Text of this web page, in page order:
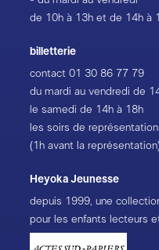
de 10h à 13h et de 14h à
billetterie
contact01 30 86 77 79
du mardi au vendredi de
le samedi de 14h à 18h
les soirs de
(1h avant la
Heyoka Jeunesse
depuis 1999, une
pour les enfants lecteurs